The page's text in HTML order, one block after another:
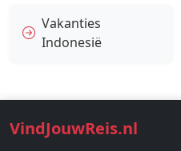
Vakanties
Indonesië
VindJouwReis.nl